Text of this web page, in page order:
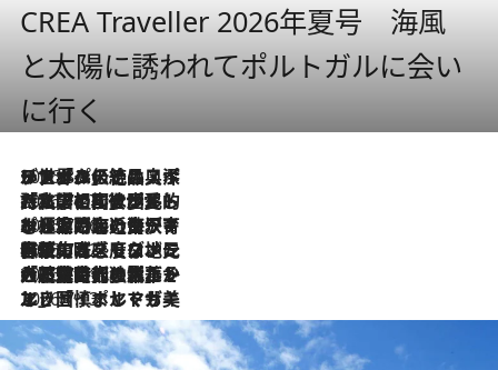
CREA Traveller 2026年夏号 海風
と太陽に誘われてポルトガルに会い
に行く
2026.8.8
リスボンの絶品スイーツ「パステル・デ・ナタ」とは？ポルトガル伝統の奥深い世界へ
2026.7.27
「私の祖国はポルトガル語です」国民的詩人フェルナンド・ペソアと、彼が愛した文学の街を歩く
2026.7.26
ポルトガル近海が育む極上の海の幸。キリリと冷えた白ワインと愉しむ、シーフード専門店の贅沢
2026.7.22
伝統の味をモダンに昇華。高感度な地元客が集う、リスボンの最旬ガストロノミー
2026.7.21
大航海時代の栄華から、震災、独裁、そして革命へ。ポルトガル・首都リスボンの石畳に刻まれた「歴史の光と影」
2026.7.13
エッセイ・ヤマザキマリ「慎ましくも美しき国 ポルトガル」